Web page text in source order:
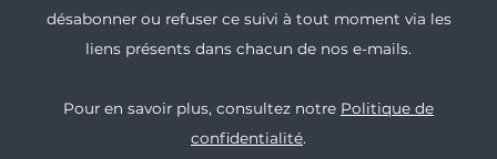
désabonner ou refuser ce suivi à tout moment via les
liens présents dans chacun de nos e-mails.
Pour en savoir plus, consultez notre Politique de
confidentialité.